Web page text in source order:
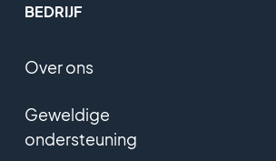
BEDRIJF
Over ons
Geweldige
ondersteuning